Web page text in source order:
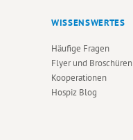
WISSENSWERTES
Häufige Fragen
Flyer und Broschüren
Kooperationen
Hospiz Blog